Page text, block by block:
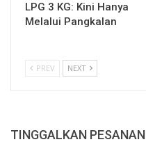
LPG 3 KG: Kini Hanya
Melalui Pangkalan
PREV NEXT
TINGGALKAN PESANAN